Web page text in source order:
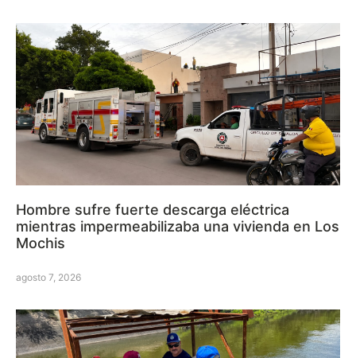
Hombre sufre fuerte descarga eléctrica
mientras impermeabilizaba una vivienda en Los
Mochis
agosto 7, 2026